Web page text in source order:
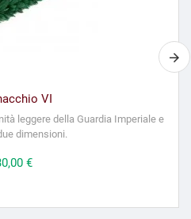
VI
leggere della Guardia Imperiale e
dimensioni.
€